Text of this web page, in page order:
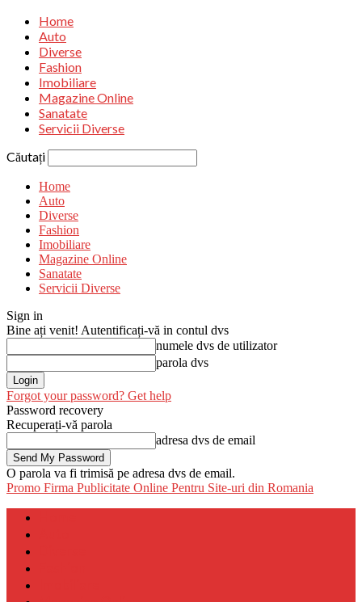
Home
Auto
Diverse
Fashion
Imobiliare
Magazine Online
Sanatate
Servicii Diverse
Căutați
Home
Auto
Diverse
Fashion
Imobiliare
Magazine Online
Sanatate
Servicii Diverse
Sign in
Bine ați venit! Autentificați-vă in contul dvs
numele dvs de utilizator
parola dvs
Forgot your password? Get help
Password recovery
Recuperați-vă parola
adresa dvs de email
O parola va fi trimisă pe adresa dvs de email.
Promo Firma Publicitate Online Pentru Site-uri din Romania